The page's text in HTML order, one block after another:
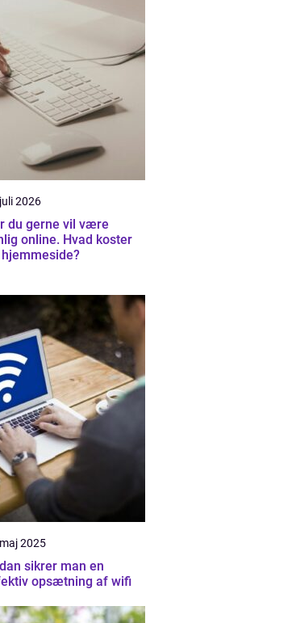
2026
du gerne vil være
online. Hvad koster
2025
sikrer man en
opsætning af wifi